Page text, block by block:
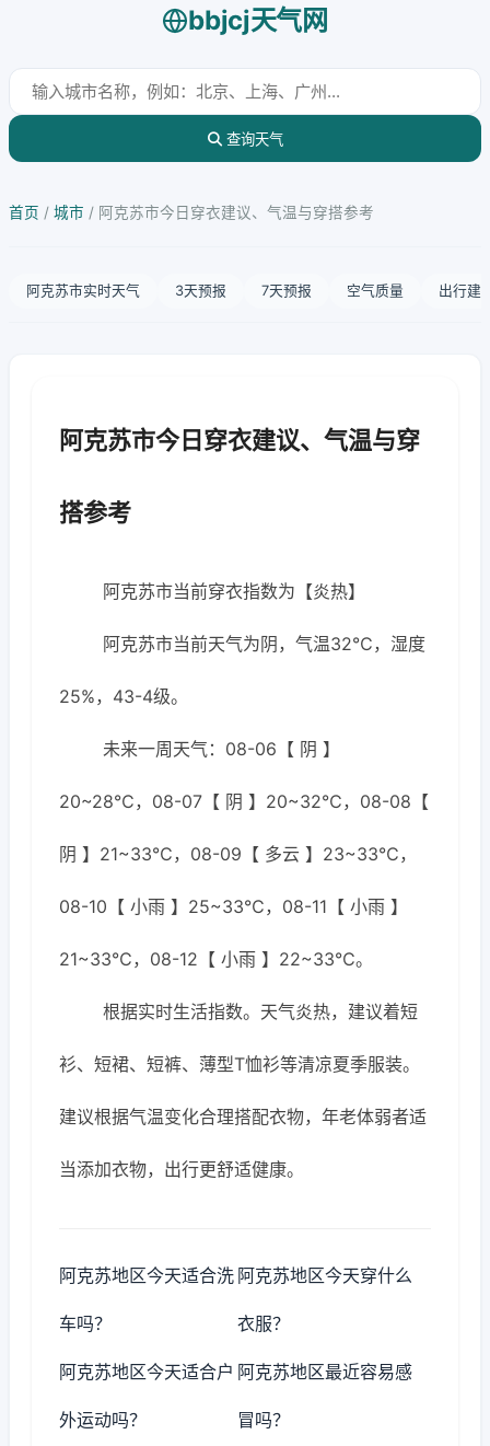
bbjcj天气网
查询天气
首页 / 城市 / 阿克苏市今日穿衣建议、气温与穿搭参考
阿克苏市实时天气 3天预报 7天预报 空气质量 出行建
阿克苏市今日穿衣建议、气温与穿
搭参考
阿克苏市当前穿衣指数为【炎热】
阿克苏市当前天气为阴，气温32℃，湿度
25%，43-4级。
未来一周天气：08-06【 阴 】
20~28℃，08-07【 阴 】20~32℃，08-08【
阴 】21~33℃，08-09【 多云 】23~33℃，
08-10【 小雨 】25~33℃，08-11【 小雨 】
21~33℃，08-12【 小雨 】22~33℃。
根据实时生活指数。天气炎热，建议着短
衫、短裙、短裤、薄型T恤衫等清凉夏季服装。
建议根据气温变化合理搭配衣物，年老体弱者适
当添加衣物，出行更舒适健康。
阿克苏地区今天适合洗
车吗？
阿克苏地区今天穿什么
衣服？
阿克苏地区今天适合户
外运动吗？
阿克苏地区最近容易感
冒吗？